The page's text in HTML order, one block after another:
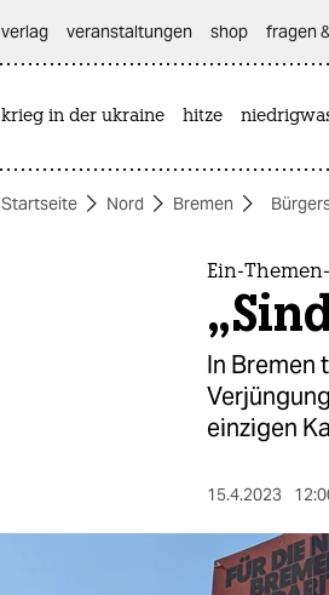
themen
verlag
veranstaltungen shop fragen
krieg in der ukraine hitze
Startseite Nord Bremen
Ein-
In Bremen
einzigen
15.4.2023